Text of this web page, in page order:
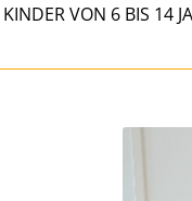
KINDER VON 6 BIS 14